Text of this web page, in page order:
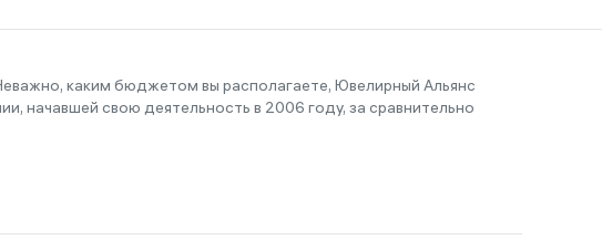
каким бюджетом вы располагаете, Ювелирный Альянс
начавшей свою деятельность в 2006 году, за сравнительно